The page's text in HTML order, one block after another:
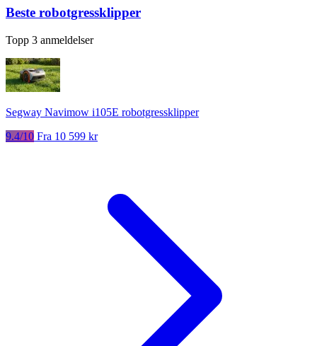
Beste robotgressklipper
Topp 3 anmeldelser
Segway Navimow i105E robotgressklipper
9.4/10 Fra 10 599 kr